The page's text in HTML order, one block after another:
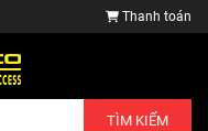
Thanh toán
TÌM KIẾM